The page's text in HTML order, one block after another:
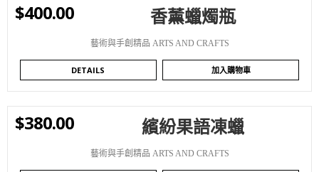
$400.00 香薰蠟燭瓶
藝術與手創精品 ARTS AND CRAFTS
DETAILS 加入購物車
$380.00 繽紛果語凍蠟
藝術與手創精品 ARTS AND CRAFTS